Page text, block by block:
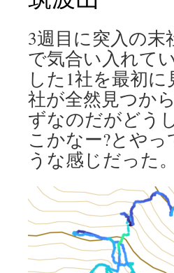
3週目に突入の
で気合い入れて
した1社を最初
社が全然見つか
ずなのだがどう
こかなー?とや
うな感じだった